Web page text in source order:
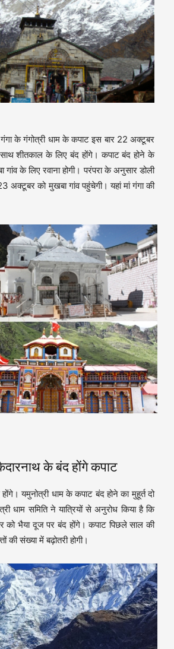
के गंगोत्री धाम के कपाट इस बार 22 अक्टूबर
शीतकाल के लिए बंद होंगे। कपाट बंद होने के
गांव के लिए रवाना होगी। परंपरा के अनुसार डोली
अक्टूबर को मुखबा गांव पहुंचेगी। यहां मां गंगा की
के बंद होंगे कपाट
यमुनोत्री धाम के कपाट बंद होने का मुहूर्त दो
धाम समिति ने यात्रियों से अनुरोध किया है कि
भैया दूज पर बंद होंगे। कपाट पिछले साल की
की संख्या में बढ़ोतरी होगी।